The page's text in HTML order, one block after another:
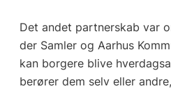
Det andet partnerskab var
der Samler og Aarhus
kan borgere blive
berører dem selv eller